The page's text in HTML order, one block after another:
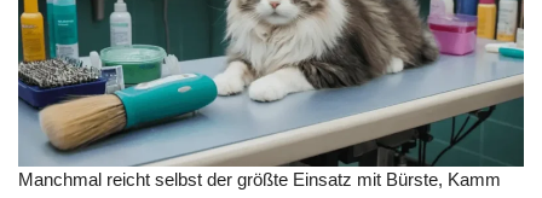
Manchmal reicht selbst der größte Einsatz mit Bürste, Kamm